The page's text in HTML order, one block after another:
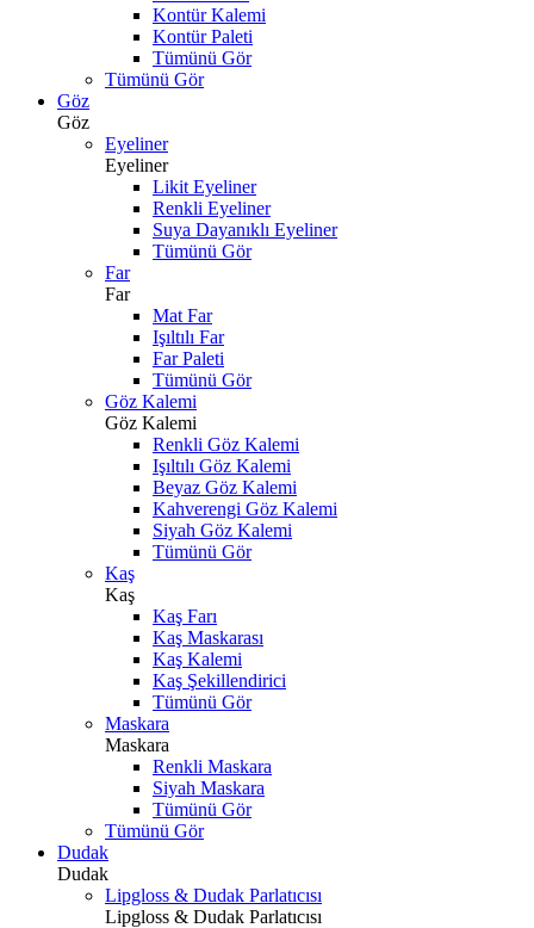
Kontür Kalemi
Kontür Paleti
Tümünü Gör
Tümünü Gör
Göz
Göz
Eyeliner
Eyeliner
Likit Eyeliner
Renkli Eyeliner
Suya Dayanıklı Eyeliner
Tümünü Gör
Far
Far
Mat Far
Işıltılı Far
Far Paleti
Tümünü Gör
Göz Kalemi
Göz Kalemi
Renkli Göz Kalemi
Işıltılı Göz Kalemi
Beyaz Göz Kalemi
Kahverengi Göz Kalemi
Siyah Göz Kalemi
Tümünü Gör
Kaş
Kaş
Kaş Farı
Kaş Maskarası
Kaş Kalemi
Kaş Şekillendirici
Tümünü Gör
Maskara
Maskara
Renkli Maskara
Siyah Maskara
Tümünü Gör
Tümünü Gör
Dudak
Dudak
Lipgloss & Dudak Parlatıcısı
Lipgloss & Dudak Parlatıcısı